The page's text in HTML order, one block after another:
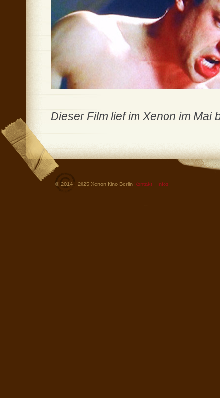
Dieser Film lief im Xenon im Mai
© 2014 - 2025 Xenon Kino Berlin Kontakt - Infos